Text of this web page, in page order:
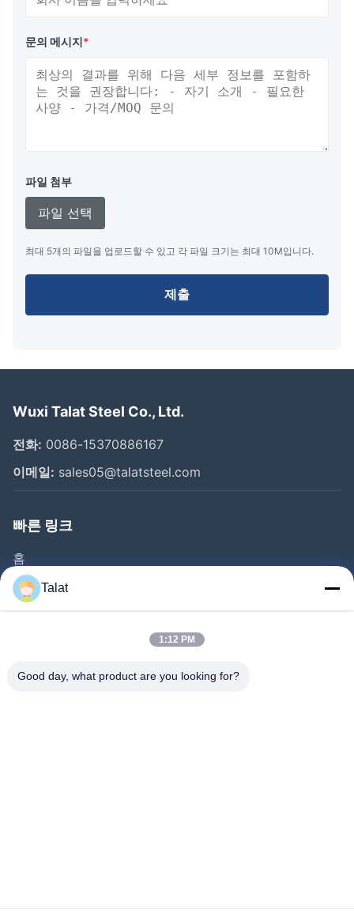
문의 메시지*
파일 첨부
파일 선택
최대 5개의 파일을 업로드할 수 있고 각 파일 크기는 최대 10M입니다.
제출
Wuxi Talat Steel Co., Ltd.
전화: 0086-15370886167
이메일: sales05@talatsteel.com
빠른 링크
홈
제품 소개
회사 소개
품질 관리
Talat
1:12 PM
Good day, what product are you looking for?